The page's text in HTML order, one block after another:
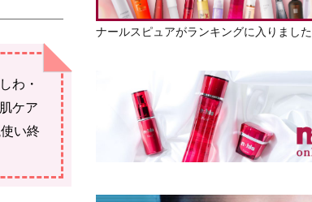
わ・
ケア
い終
ナールスピュアがランキングに入りました